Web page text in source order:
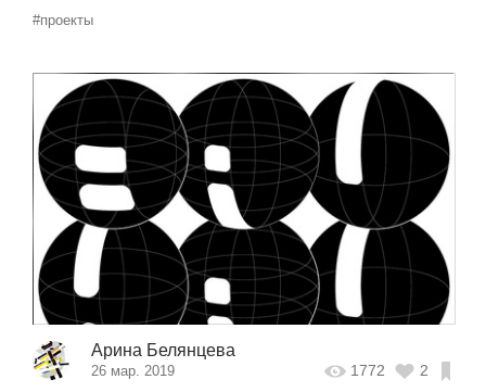
#проекты
Арина Белянцева
26 мар. 2019 1772 2